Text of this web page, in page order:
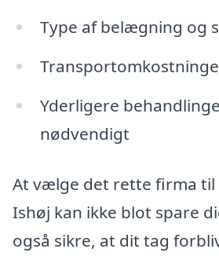
Type af belægning og
Yderligere
nødvendigt
At vælge det rette firma til
Ishøj kan ikke blot spare
også sikre, at dit tag